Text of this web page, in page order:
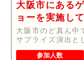
大阪市にある
ョーを実施し
大阪市のど真ん中
サプライズ演出と
りま...
参加人数